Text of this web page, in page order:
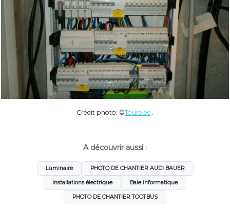
Crédit photo: ©Tourelec .
A découvrir aussi :
Luminaire PHOTO DE CHANTIER AUDI BAUER
Installations électrique Baie informatique
PHOTO DE CHANTIER TOOTBUS